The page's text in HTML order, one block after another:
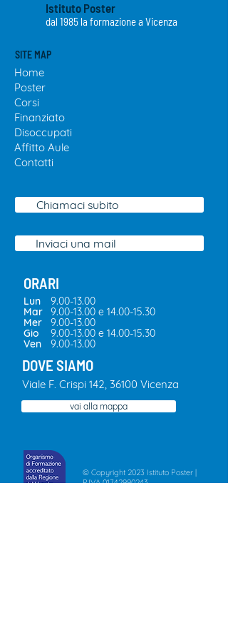
Istituto Poster
dal 1985 la formazione a Vicenza
SITE MAP
Home
Poster
Corsi
Finanziato
Disoccupati
Affitto Aule
Contatti
Chiamaci subito
Inviaci una mail
ORARI
Lun
Mar
Mer
Gio
Ven
9.00-13.00
9.00-13.00 e 14.00-15.30
9.00-13.00
9.00-13.00 e 14.00-15.30
9.00-13.00
DOVE SIAMO
​Viale F. Crispi 142, 36100 Vicenza
vai alla mappa
© Copyright 2023 Istituto Poster |
P.IVA01742990243